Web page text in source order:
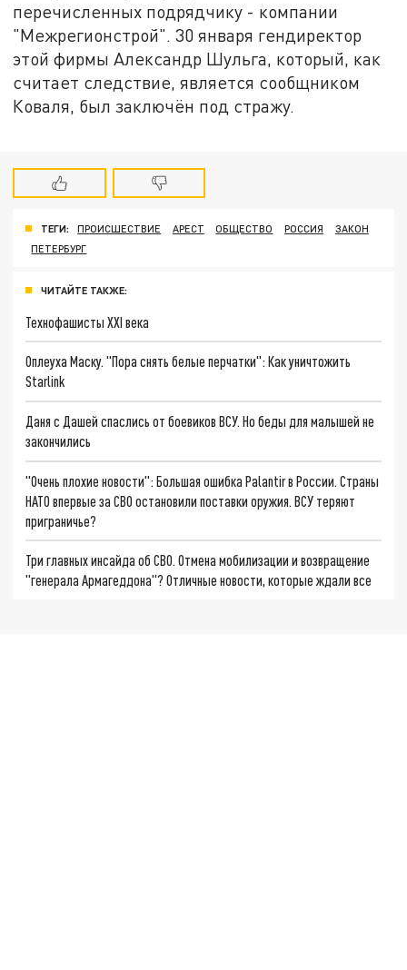
перечисленных подрядчику - компании
"Межрегионстрой". 30 января гендиректор
этой фирмы Александр Шульга, который, как
считает следствие, является сообщником
Коваля, был заключён под стражу.
ТЕГИ: ПРОИСШЕСТВИЕ АРЕСТ ОБЩЕСТВО РОССИЯ
ЗАКОН
ПЕТЕРБУРГ
ЧИТАЙТЕ ТАКЖЕ:
Технофашисты XXI века
Оплеуха Маску. "Пора снять белые перчатки": Как уничтожить
Starlink
Даня с Дашей спаслись от боевиков ВСУ. Но беды для малышей не
закончились
"Очень плохие новости": Большая ошибка Palantir в России. Страны
НАТО впервые за СВО остановили поставки оружия. ВСУ теряют
приграничье?
Три главных инсайда об СВО. Отмена мобилизации и возвращение
"генерала Армагеддона"? Отличные новости, которые ждали все